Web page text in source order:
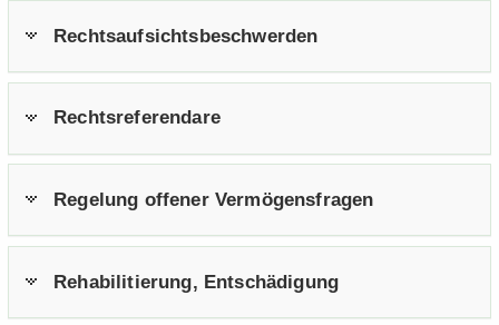
Rechts­auf­sichts­be­schwer­den
Rechts­re­fe­ren­da­re
Re­ge­lung of­fe­ner Ver­mö­gens­fra­gen
Re­ha­bi­li­tie­rung, Ent­schä­di­gung